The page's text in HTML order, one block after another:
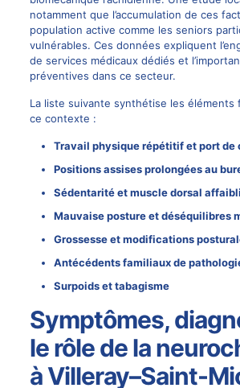
notamment que l’accumulation de ces
population active comme les seniors
vulnérables. Ces données expliquent
de services médicaux dédiés et
préventives dans ce secteur.
La liste suivante synthétise les éléments
ce contexte :
Travail physique répétitif et port de
Positions assises prolongées au
Sédentarité et muscle dorsal affaibli
Mauvaise posture et déséquilibres
Grossesse et modifications
Antécédents familiaux de
Surpoids et tabagisme
Symptômes,
le rôle de la
à Villeray–Saint-